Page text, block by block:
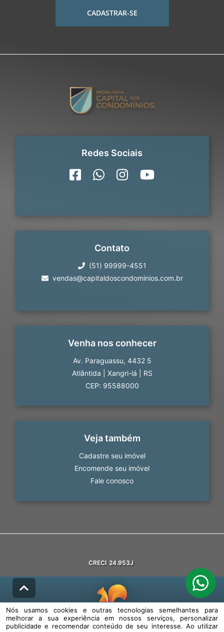
CADASTRAR-SE
Redes Sociais
Contato
(51) 99999-4551
vendas@capitaldoscondominios.com.br
Venha nos conhecer
Av. Paraguassu, 4432 5
Atlântida
Xangri-lá
RS
CEP: 95588000
Veja também
Cadastre seu imóvel
Encomende seu imóvel
Fale conosco
CRECI 24.953J
© DESENVOLVIDO PELAAGIL.NET
Nós usamos cookies e outras tecnologias semelhantes para
melhorar a sua experiência em nossos serviços, personalizar
publicidade e recomendar conteúdo de seu interesse. Ao utilizar